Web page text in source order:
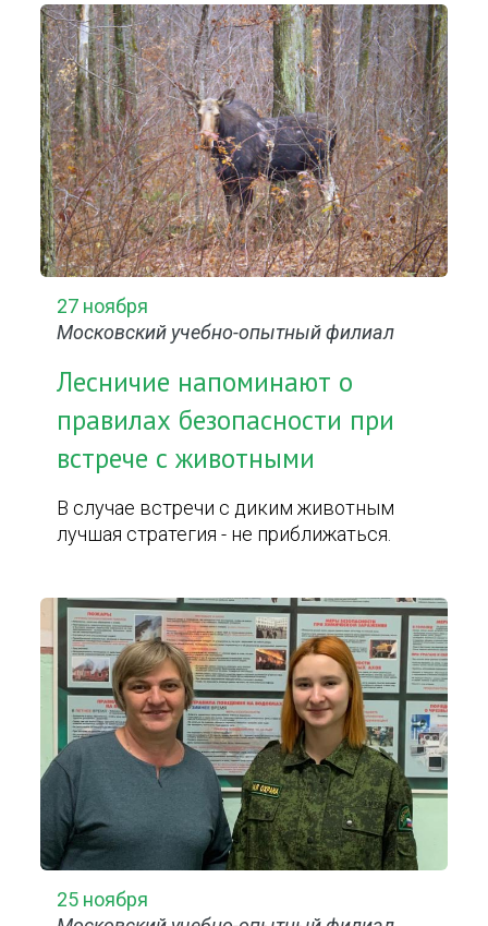
27 ноября
Московский учебно-опытный филиал
Лесничие напоминают о
правилах безопасности при
встрече с животными
В случае встречи с диким животным
лучшая стратегия - не приближаться.
25 ноября